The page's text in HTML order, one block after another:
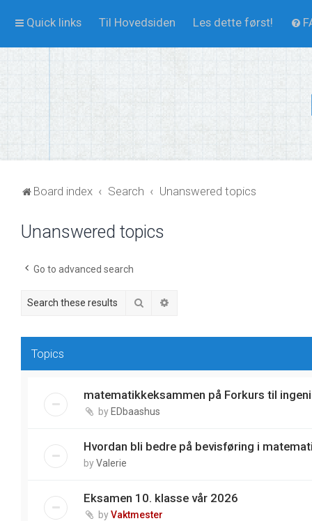
Quick links Til Hovedsiden Les dette først!
Board index Search Unanswered topics
Unanswered topics
Go to advanced search
Search
Topics
matematikkeksammen på Forkurs til
by EDbaashus
Hvordan bli bedre på bevisføring i
byValerie
Eksamen 10. klasse vår 2026
byVaktmester